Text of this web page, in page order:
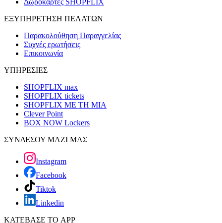
ΕΞΥΠΗΡΕΤΗΣΗ ΠΕΛΑΤΩΝ
Παρακολούθηση Παραγγελίας
Συχνές ερωτήσεις
Επικοινωνία
ΥΠΗΡΕΣΙΕΣ
SHOPFLIX max
SHOPFLIX tickets
SHOPFLIX ΜΕ ΤΗ ΜΙΑ
Clever Point
BOX NOW Lockers
ΣΥΝΔΕΣΟΥ ΜΑΖΙ ΜΑΣ
Instagram
Facebook
Tiktok
Linkedin
ΚΑΤΕΒΑΣΕ ΤΟ APP